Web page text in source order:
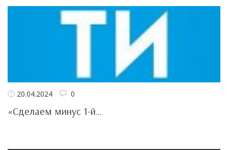
20.04.2024 0
«Сделаем минус 1-й...